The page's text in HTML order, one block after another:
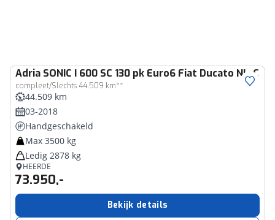
Adria SONIC I 600 SC 130 pk Euro6 Fiat Ducato NL-
compleet/Slechts 44.509 km**
44.509 km
03-2018
Handgeschakeld
Max 3500 kg
Ledig 2878 kg
HEERDE
73.950,-
Bekijk details